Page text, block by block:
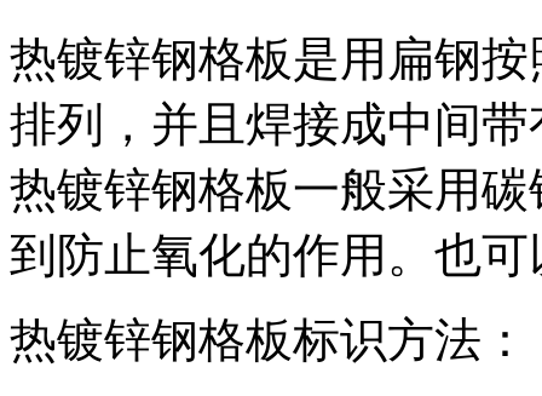
热镀锌钢格板是用扁钢
排列，并且焊接成中间
热镀锌钢格板一般采用
到防止氧化的作用。也
热镀锌钢格板标识方法：